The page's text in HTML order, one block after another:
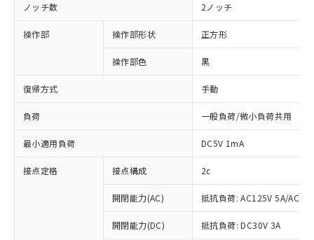
ノッチ数 2ノッチ
操作部 操作部形状 正方形
操作部色 黒
復帰方式 手動
負荷 一般負荷/微小負荷共用
最小適用負荷 DC5V 1mA
接点定格 接点構成 2c
開閉能力(AC) 抵抗負荷: AC125V 5A/
開閉能力(DC) 抵抗負荷: DC30V 3A